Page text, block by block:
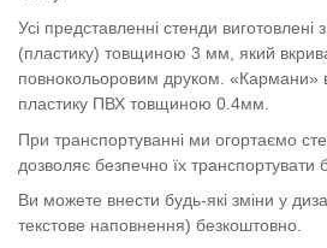
Усі представленні стенди виготовлені
(пластику) товщиною 3 мм, який
повнокольоровим друком. «Кармани»
пластику ПВХ товщиною 0.4мм.
При транспортуванні ми огортаємо
дозволяє безпечно їх транспортувати
Ви можете внести будь-які зміни у
текстове наповнення) безкоштовно.